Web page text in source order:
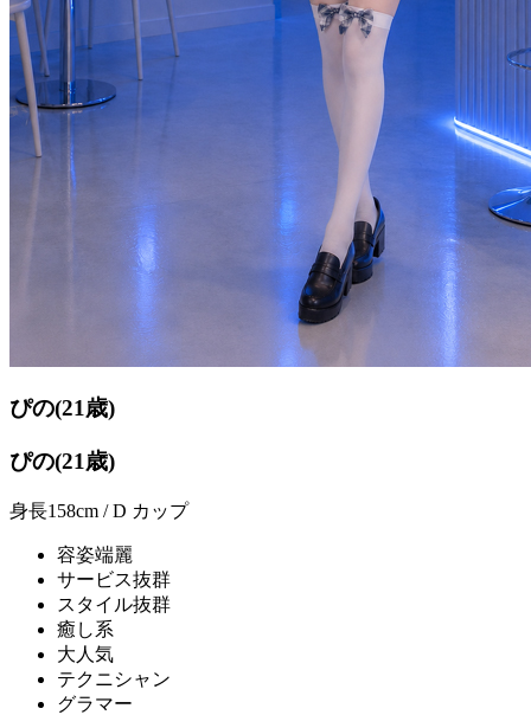
ぴの(21歳)
ぴの(21歳)
身長158cm / D カップ
容姿端麗
サービス抜群
スタイル抜群
癒し系
大人気
テクニシャン
グラマー